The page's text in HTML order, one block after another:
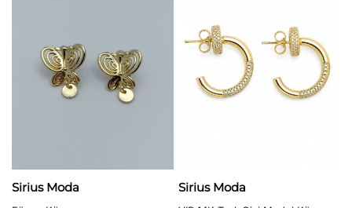
Sirius Moda Sirius Moda